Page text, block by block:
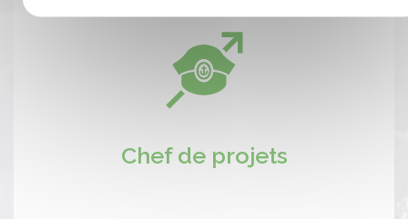
Chef de projets